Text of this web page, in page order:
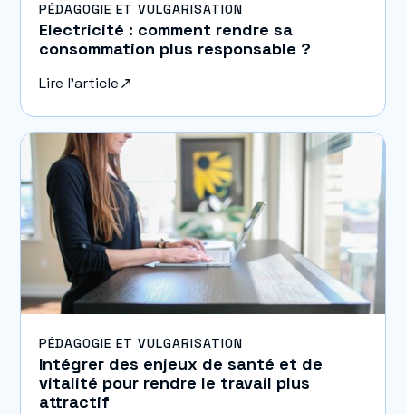
PÉDAGOGIE ET VULGARISATION
Electricité : comment rendre sa
consommation plus responsable ?
Lire l'article
PÉDAGOGIE ET VULGARISATION
Intégrer des enjeux de santé et de
vitalité pour rendre le travail plus
attractif